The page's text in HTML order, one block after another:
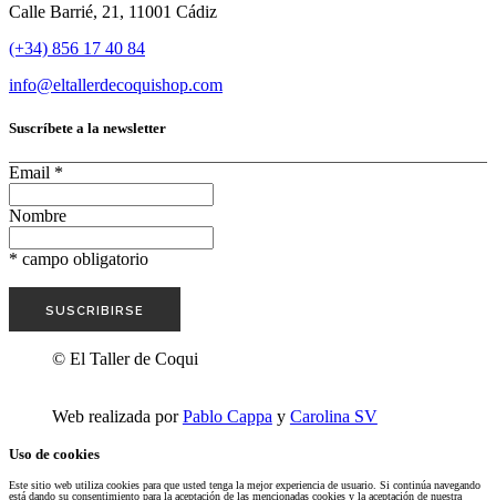
Calle Barrié, 21, 11001 Cádiz
(+34) 856 17 40 84
info@eltallerdecoquishop.com
Suscríbete a la newsletter
Email *
Nombre
* campo obligatorio
© El Taller de Coqui
Web realizada porPablo Cappa y Carolina SV
Uso de cookies
Este sitio web utiliza cookies para que usted tenga la mejor experiencia de usuario. Si continúa navegando
está dando su consentimiento para la aceptación de las mencionadas cookies y la aceptación de nuestra